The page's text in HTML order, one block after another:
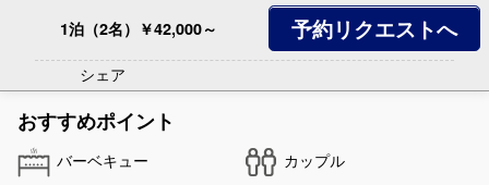
おすすめポイント
バーベキュー
カップル
1泊（2名）￥42,000～ 予約リクエストへ
シェア